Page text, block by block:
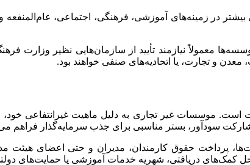
در زمینه‌های آموزشی، فرهنگی، اجتماعی، عام‌المنفعه
معمولاً نیازمند تأیید از سازمان‌هایی نظیر وزارت
و تجارت، یا اتحادیه‌های صنفی خواهند بود.
غیر تجاری به دلیل ماهیت غیرانتفاعی خود،
سودآور، بستر مناسبی برای جذب سرمایه‌گذار فراهم
حقوق کارمندان، مدیران و حتی اعضای هیئت
کمک‌های دریافتی، شهریه خدمات آموزشی یا حمایت‌های